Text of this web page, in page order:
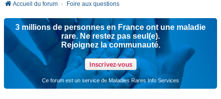
Accueil du forum Foire aux questions
3 millions de personnes en France ont une maladie
rare. Ne restez pas seul(e).
Rejoignez la communauté.
Inscrivez-vous
Ce forum est un service de Maladies Rares Info Services